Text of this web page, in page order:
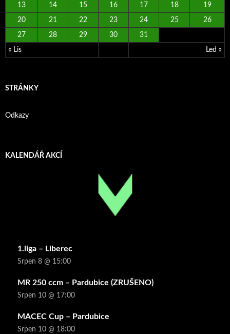
« Lis Led »
13 14 15 16 17 18 19
20 21 22 23 24 25 26
27 28 29 30 31
STRÁNKY
Odkazy
KALENDÁŘ AKCÍ
1.liga – Liberec
Srpen 8 @ 15:00
MR 250 ccm – Pardubice (ZRUŠENO)
Srpen 10 @ 17:00
MACEC Cup – Pardubice
Srpen 10 @ 18:00